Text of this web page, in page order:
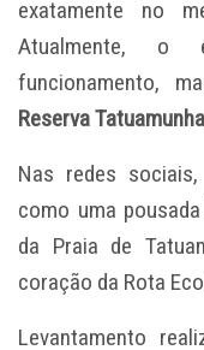
exatamente no
Atualmente, o
funcionamento,
Reserva Tatuamunha
Nas redes
como uma
da Praia de
coração da Rota
Levantamento